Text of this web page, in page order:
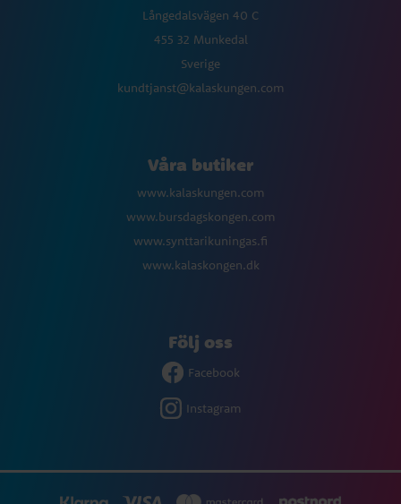
Långedalsvägen 40 C
455 32 Munkedal
Sverige
kundtjanst@kalaskungen.com
Våra butiker
www.kalaskungen.com
www.bursdagskongen.com
www.synttarikuningas.fi
www.kalaskongen.dk
Följ oss
Facebook
Instagram